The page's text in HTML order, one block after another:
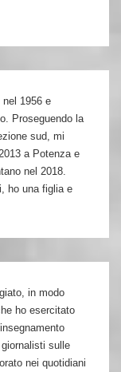
nel 1956 e
Proseguendo la
sud, mi
a Potenza e
nel 2018.
ho una figlia e
in modo
ho esercitato
sulle
nei quotidiani